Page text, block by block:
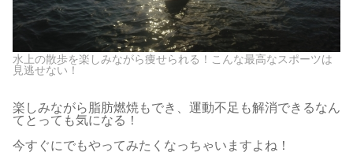
水上の散歩を楽しみながら痩せられる！こんな最高なスポーツは
見逃せない！
楽しみながら脂肪燃焼もでき、運動不足も解消できるなん
てとっても気になる！
今すぐにでもやってみたくなっちゃいますよね！